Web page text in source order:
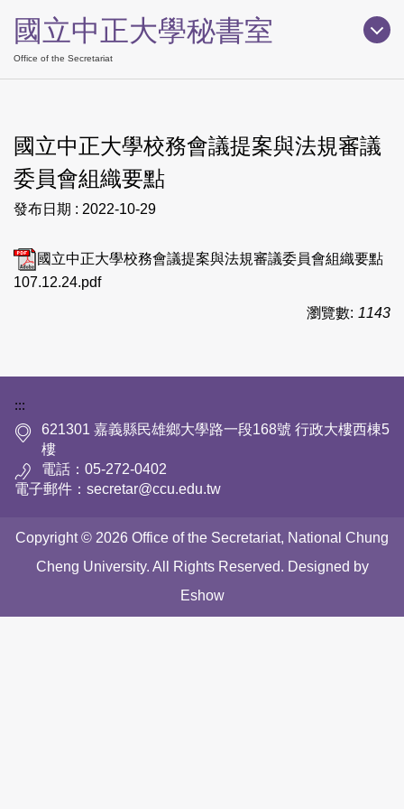
到
主
要
區
國立中正大學秘書室
Office of the Secretariat
國立中正大學校務會議提案與法規審議
委員會組織要點
發布日期 : 2022-10-29
國立中正大學校務會議提案與法規審議委員會組織要點
107.12.24.pdf
瀏覽數: 1143
:::
621301 嘉義縣民雄鄉大學路一段168號 行政大樓西棟5
樓
電話：05-272-0402
電子郵件：secretar@ccu.edu.tw
Copyright © 2026 Office of the Secretariat, National Chung
Cheng University. All Rights Reserved. Designed by
Eshow